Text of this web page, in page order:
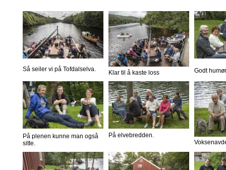
Så seiler vi på Tofdalselva. Klar til å kaste loss Godt
På plenen kunne man også
sitte.
På elvebredden.